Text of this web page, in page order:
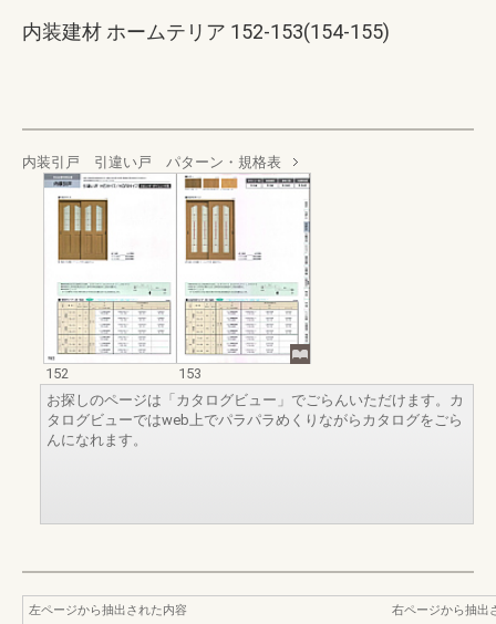
内装建材 ホームテリア 152-153(154-155)
内装引戸 引違い戸 パターン・規格表
152
153
お探しのページは「カタログビュー」でごらんいただけます。カ
タログビューではweb上でパラパラめくりながらカタログをごら
んになれます。
左ページから抽出された内容
右ページから抽出